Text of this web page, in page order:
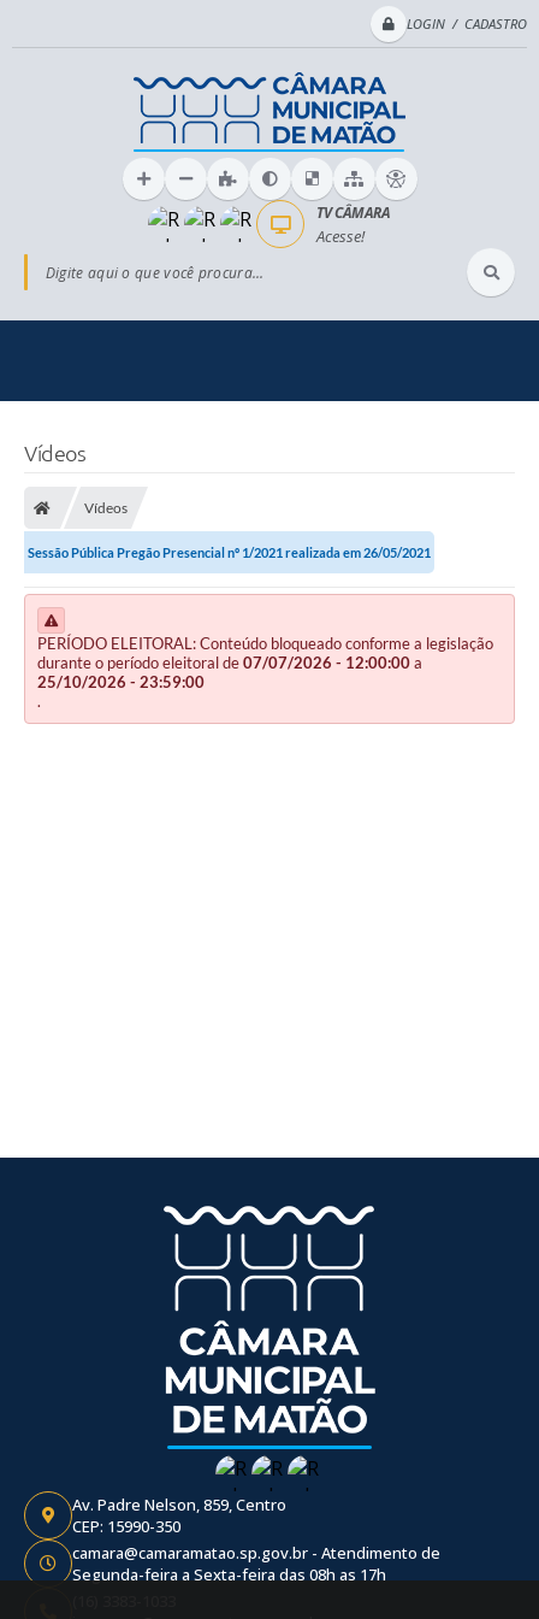
LOGIN / CADASTRO
Digite aqui o que você procura...
TV CÂMARA
Acesse!
Vídeos
Vídeos
Sessão Pública Pregão Presencial nº 1/2021 realizada em 26/05/2021
PERÍODO ELEITORAL: Conteúdo bloqueado conforme a legislação
durante o período eleitoral de07/07/2026 - 12:00:00a
25/10/2026 - 23:59:00
.
Av. Padre Nelson, 859, Centro
CEP: 15990-350
camara@camaramatao.sp.gov.br - Atendimento de
Segunda-feira a Sexta-feira das 08h as 17h